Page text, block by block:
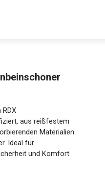
aus reißfestem
Materialien
Ideal für
und Komfort